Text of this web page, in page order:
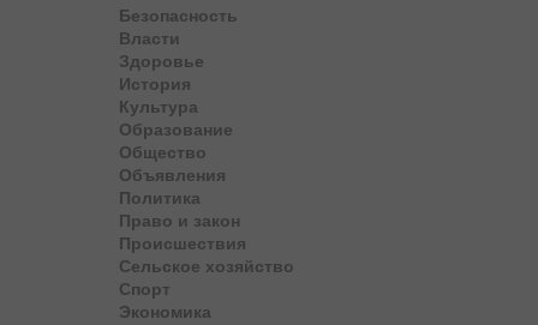
Безопасность
Власти
Здоровье
История
Культура
Образование
Общество
Объявления
Политика
Право и закон
Происшествия
Сельское хозяйство
Спорт
Экономика